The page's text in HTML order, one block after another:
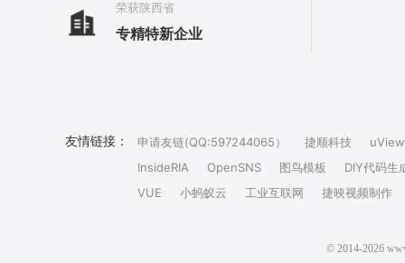
荣获陕西省
专精特新企业
友情链接： 申请友链(QQ:597244065） 捷顺科技
uView
InsideRIA
OpenSNS 图鸟模板
DIY代码生
VUE
小蚂蚁云 工业互联网 捷映视频制作
© 2014-2026